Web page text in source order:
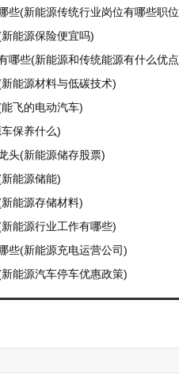
些(新能源传统行业岗位有哪些职
能源保险便宜吗)
些(新能源和传统能源有什么优点和缺
能源材料与低碳技术)
飞的电动汽车)
保养什么)
头(新能源储存股票)
能源储能)
能源存储材料)
能源行业工作有哪些)
些(新能源充电运营公司)
能源汽车停车优惠政策)